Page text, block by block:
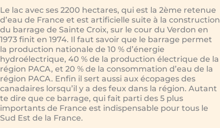
Le lac avec ses 2200 hectares, qui est la 2ème retenue
d’eau de France et est artificielle suite à la construction
du barrage de Sainte Croix, sur le cour du Verdon en
1973 finit en 1974. Il faut savoir que le barrage permet
la production nationale de 10 % d’énergie
hydroélectrique, 40 % de la production électrique de la
région PACA, et 20 % de la consommation d’eau de la
région PACA. Enfin il sert aussi aux écopages des
canadaires lorsqu’il y a des feux dans la région. Autant
te dire que ce barrage, qui fait parti des 5 plus
importants de France est indispensable pour tous le
Sud Est de la France.